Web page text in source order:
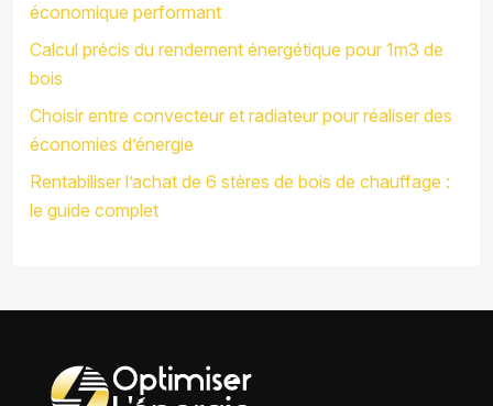
économique performant
Calcul précis du rendement énergétique pour 1m3 de
bois
Choisir entre convecteur et radiateur pour réaliser des
économies d’énergie
Rentabiliser l’achat de 6 stères de bois de chauffage :
le guide complet